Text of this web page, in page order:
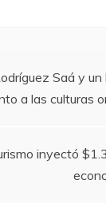
a
m
A
p
Saá y un
a las culturas
inyectó